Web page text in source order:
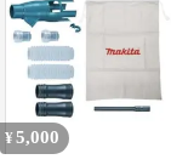
¥ 5,000